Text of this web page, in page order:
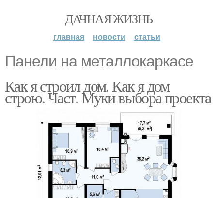
ДАЧНАЯ ЖИЗНЬ
главная новости статьи
Панели на металлокаркасе
Как я строил дом. Как я дом
строю. Част. Муки выбора проекта